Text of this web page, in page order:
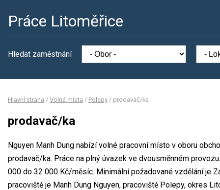
Práce Litoměřice
Hledat zaměstnání
Hlavní strana / Volná místa / Polepy / prodavač/ka
prodavač/ka
Nguyen Manh Dung nabízí volné pracovní místo v oboru
prodavač/ka. Práce na plný úvazek ve dvousměnném
000 do 32 000 Kč/měsíc. Minimální požadované vzdělání je
pracoviště je Manh Dung Nguyen, pracoviště Polepy, okres